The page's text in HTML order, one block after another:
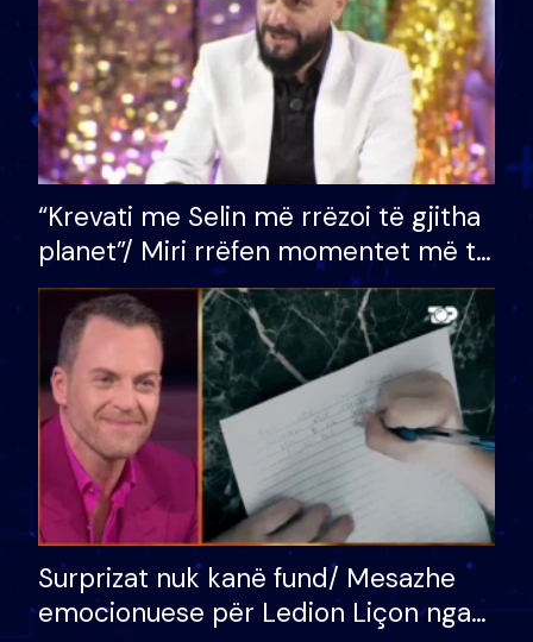
“Krevati me Selin më rrëzoi të gjitha
planet”/ Miri rrëfen momentet më të
bukura në shtëpinë e BB VIP: Do më
mungojë zilja e mëngjesit kur…
Surprizat nuk kanë fund/ Mesazhe
emocionuese për Ledion Liçon nga